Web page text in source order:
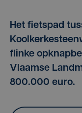
Het fietspad
flinke
Vlaamse
800.000 euro.